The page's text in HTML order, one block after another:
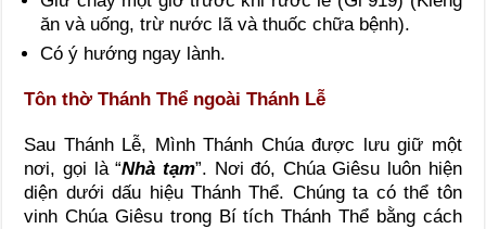
ăn và uống, trừ nước lã và thuốc chữa bệnh).
Có ý hướng ngay lành.
Tôn thờ Thánh Thể ngoài Thánh Lễ
Sau Thánh Lễ, Mình Thánh Chúa được lưu giữ một
nơi, gọi là “Nhà tạm”. Nơi đó, Chúa Giêsu luôn hiện
diện dưới dấu hiệu Thánh Thể. Chúng ta có thể tôn
vinh Chúa Giêsu trong Bí tích Thánh Thể bằng cách